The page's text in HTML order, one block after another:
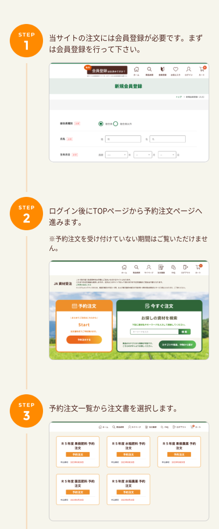
当サイトの注文には会員登録が必要です。 まず
は会員登録を行って下さい。
ログイン後にTOPページから予約注文ページへ
進みます。
※予約注文を受け付けていない期間はご覧いただけませ
ん。
予約注文一覧から注文書を選択します。